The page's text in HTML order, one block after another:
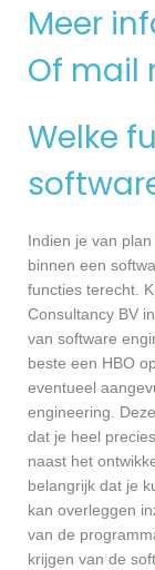
Meer
Of mail
Welke
Indien je van
binnen een
functies terecht.
Consultancy BV
van software
beste een HBO
eventueel
engineering.
dat je heel
naast het
belangrijk dat je
kan overleggen
van de
krijgen van de